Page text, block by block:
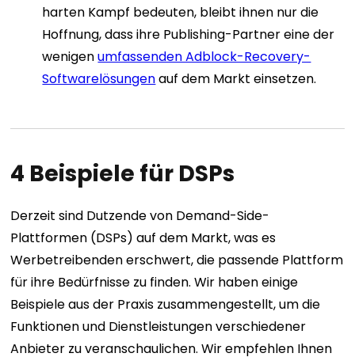
harten Kampf bedeuten, bleibt ihnen nur die
Hoffnung, dass ihre Publishing-Partner eine der
wenigenumfassenden Adblock-Recovery-
Softwarelösungenauf dem Markt einsetzen.
4 Beispiele für DSPs
Derzeit sind Dutzende von Demand-Side-
Plattformen (DSPs) auf dem Markt, was es
Werbetreibenden erschwert, die passende Plattform
für ihre Bedürfnisse zu finden. Wir haben einige
Beispiele aus der Praxis zusammengestellt, um die
Funktionen und Dienstleistungen verschiedener
Anbieter zu veranschaulichen. Wir empfehlen Ihnen